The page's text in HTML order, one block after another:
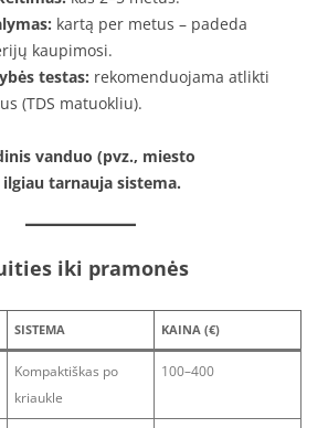
kartą per metus – padeda
kaupimosi.
testas: rekomenduojama atlikti
(TDS matuokliu).
vanduo (pvz., miesto
tarnauja sistema.
iki pramonės
SISTEMA KAINA (€)
Kompaktiškas po
kriaukle
100–400